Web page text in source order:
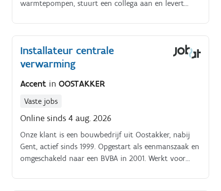
warmtepompen, stuurt een collega aan en levert
Installateur centrale
verwarming
Accent in OOSTAKKER
Vaste jobs
Online sinds 4 aug. 2026
Onze klant is een bouwbedrijf uit Oostakker, nabij
Gent, actief sinds 1999. Opgestart als eenmanszaak en
omgeschakeld naar een BVBA in 2001. Werkt voor
Jobomschrijving.